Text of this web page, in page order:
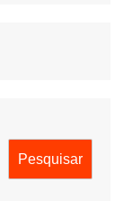
Pesquisar